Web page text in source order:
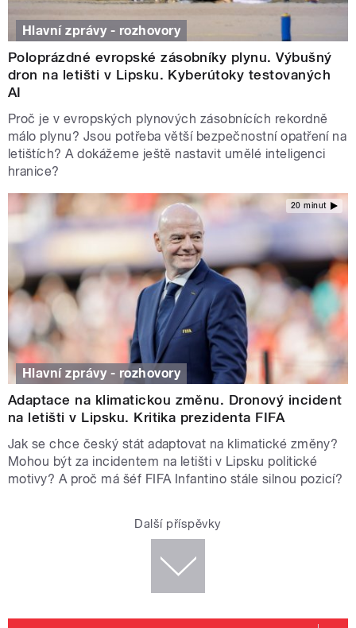
Hlavní zprávy - rozhovory
Poloprázdné evropské zásobníky plynu. Výbušný
dron na letišti v Lipsku. Kyberútoky testovaných
AI
Proč je v evropských plynových zásobnících rekordně
málo plynu? Jsou potřeba větší bezpečnostní opatření na
letištích? A dokážeme ještě nastavit umělé inteligenci
hranice?
20 minut
Hlavní zprávy - rozhovory
Adaptace na klimatickou změnu. Dronový incident
na letišti v Lipsku. Kritika prezidenta FIFA
Jak se chce český stát adaptovat na klimatické změny?
Mohou být za incidentem na letišti v Lipsku politické
motivy? A proč má šéf FIFA Infantino stále silnou pozicí?
Další příspěvky